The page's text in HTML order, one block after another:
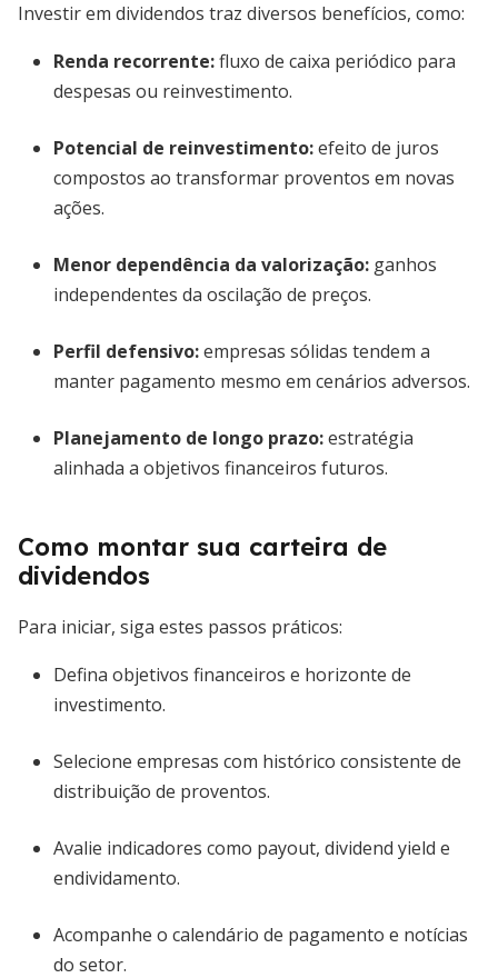
Investir em dividendos traz diversos benefícios, como:
Renda recorrente:fluxo de caixa periódico para
despesas ou reinvestimento.
Potencial de reinvestimento:efeito de juros
compostos ao transformar proventos em novas
ações.
Menor dependência da valorização: ganhos
independentes da oscilação de preços.
Perfil defensivo:empresas sólidas tendem a
manter pagamento mesmo em cenários adversos.
Planejamento de longo prazo:estratégia
alinhada a objetivos financeiros futuros.
Como montar sua carteira de
dividendos
Para iniciar, siga estes passos práticos:
Defina objetivos financeiros e horizonte de
investimento.
Selecione empresas com histórico consistente de
distribuição de proventos.
Avalie indicadores como payout, dividend yield e
endividamento.
Acompanhe o calendário de pagamento e notícias
do setor.